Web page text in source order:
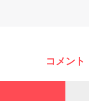
コメント